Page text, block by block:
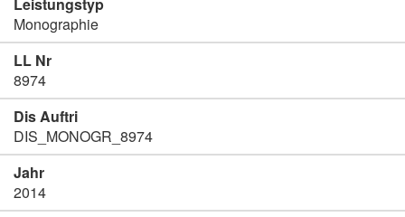
Monographie
LL Nr
8974
Dis Auftri
DIS_MONOGR_8974
Jahr
2014